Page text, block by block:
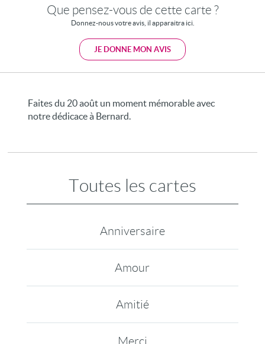
Que pensez-vous de cette carte ?
Donnez-nous votre avis, il apparaitra ici.
JE DONNE MON AVIS
Faites du 20 août un moment mémorable avec
notre dédicace à Bernard.
Toutes les cartes
Anniversaire
Amour
Amitié
Merci